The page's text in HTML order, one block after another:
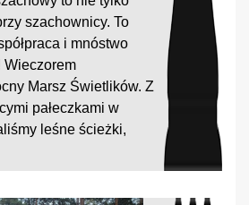
szachownicy. To
i mnóstwo
Wieczorem
Marsz Świetlików. Z
pałeczkami w
leśne ścieżki,